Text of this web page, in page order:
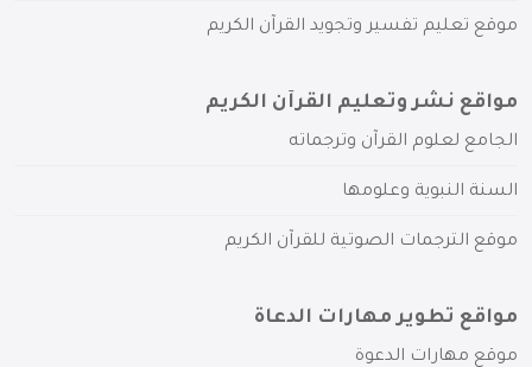
موقع تعليم تفسير وتجويد القرآن الكريم
مواقع نشر وتعليم القرآن الكريم
الجامع لعلوم القرآن وترجماته
السنة النبوية وعلومها
موقع الترجمات الصوتية للقرآن الكريم
مواقع تطوير مهارات الدعاة
موقع مهارات الدعوة